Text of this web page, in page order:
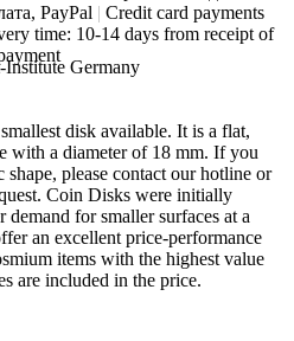
PayPal | Credit card payments
time: 10-14 days from receipt of
disk available. It is a flat,
with a diameter of 18 mm. If you
please contact our hotline or
Coin Disks were initially
demand for smaller surfaces at a
an excellent price-performance
items with the highest value
are included in the price.